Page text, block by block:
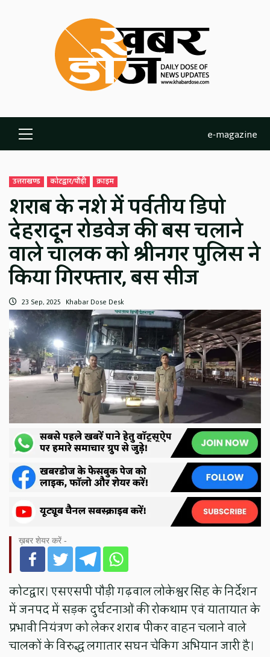
Primary
Menu
e-magazine
उत्तराखण्ड कोटद्वार/पौड़ी क्राइम
शराब के नशे में पर्वतीय डिपो
देहरादून रोडवेज की बस चलाने
वाले चालक को श्रीनगर पुलिस ने
किया गिरफ्तार, बस सीज
23 Sep, 2025 Khabar Dose Desk
ख़बर शेयर करें -
कोटद्वार। एसएसपी पौड़ी गढ़वाल लोकेश्वर सिंह के निर्देशन
में जनपद में सड़क दुर्घटनाओं की रोकथाम एवं यातायात के
प्रभावी नियंत्रण को लेकर शराब पीकर वाहन चलाने वाले
चालकों के विरुद्ध लगातार सघन चेकिंग अभियान जारी है।